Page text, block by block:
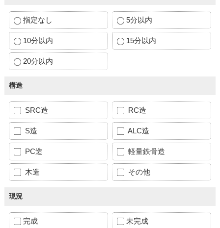
指定なし 5分以内
10分以内 15分以内
20分以内
構造
SRC造 RC造
S造 ALC造
PC造 軽量鉄骨造
木造 その他
現況
完成 未完成